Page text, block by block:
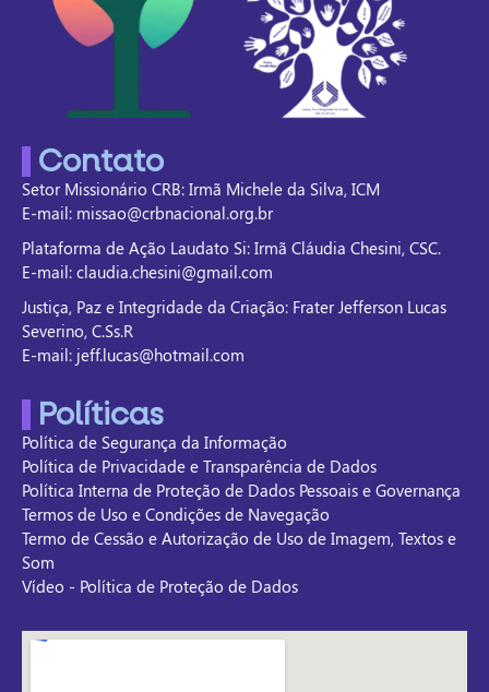
Contato
Setor Missionário CRB: Irmã Michele da Silva, ICM
E-mail: missao@crbnacional.org.br
Plataforma de Ação Laudato Si: Irmã Cláudia Chesini, CSC.
E-mail: claudia.chesini@gmail.com
Justiça, Paz e Integridade da Criação: Frater Jefferson Lucas
Severino, C.Ss.R
E-mail: jeff.lucas@hotmail.com
Políticas
Política de Segurança da Informação
Política de Privacidade e Transparência de Dados
Política Interna de Proteção de Dados Pessoais e Governança
Termos de Uso e Condições de Navegação
Termo de Cessão e Autorização de Uso de Imagem, Textos e
Som
Vídeo - Política de Proteção de Dados